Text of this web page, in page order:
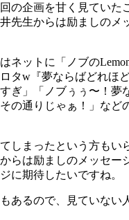
の企画を甘く見ていた
先生からは励ましのメ
ネットに「ノブの
タw『夢ならばどれほ
ぎ」「ノブぅぅ〜！夢
の通りじゃぁ！」など
しまったという方もい
らは励ましのメッセー
に期待したいですね。
あるので、見ていない